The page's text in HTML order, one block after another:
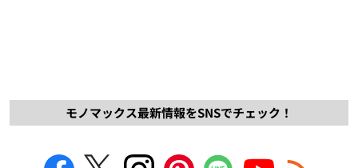
モノマックス最新情報をSNSでチェック！